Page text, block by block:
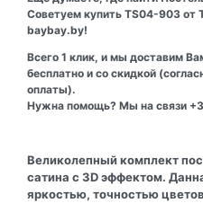
Советуем купить TS04-903 от
baybay.by!
Всего 1 клик, и мы доставим
бесплатно и со скидкой
оплаты).
Нужна помощь? Мы на связи
Великолепный комплект
сатина с 3D эффектом.
яркостью, точностью